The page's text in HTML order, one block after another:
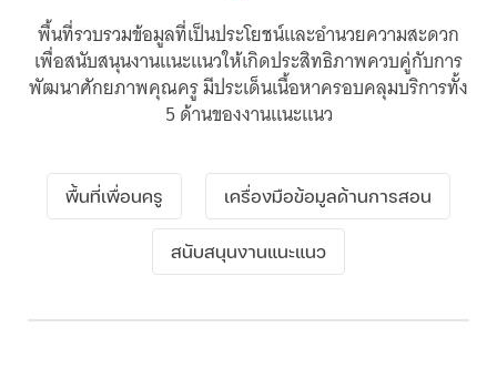
พื้นที่รวบรวมข้อมูลที่เป็นประโยชน์และอำนวยความสะดวก
เพื่อสนับสนุนงานแนะแนวให้เกิดประสิทธิภาพควบคู่กับการ
พัฒนาศักยภาพคุณครู มีประเด็นเนื้อหาครอบคลุมบริการทั้ง
5 ด้านของงานแนะแนว
พื้นที่เพื่อนครู เครื่องมือข้อมูลด้านการสอน
สนับสนุนงานแนะแนว